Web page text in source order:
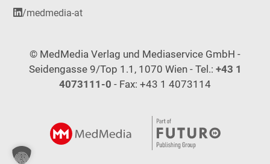
/medmedia-at
© MedMedia Verlag und Mediaservice GmbH -
Seidengasse 9/Top 1.1, 1070 Wien - Tel.: +43 1
4073111-0 - Fax: +43 1 4073114